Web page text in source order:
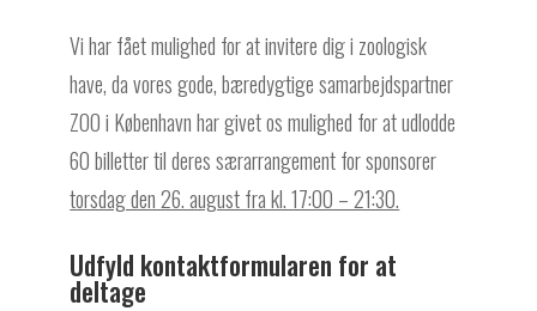
Vi har fået mulighed for at invitere dig i zoologisk
have, da vores gode, bæredygtige samarbejdspartner
ZOO i København har givet os mulighed for at udlodde
60 billetter til deres særarrangement for sponsorer
torsdag den 26. august fra kl. 17:00 – 21:30.
Udfyld kontaktformularen for at
deltage